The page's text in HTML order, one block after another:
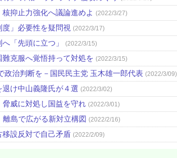
抑止力強化へ議論進めよ (2022/3/27)
」必要性を疑問視 (2022/3/17)
「先頭に立つ」 (2022/3/15)
克服へ覚悟持って対処を (2022/3/15)
政治判断を－国民民主党 玉木雄一郎代表 (2022/3/09)
け中山義隆氏が４選 (2022/3/02)
威に対処し国益を守れ (2022/3/01)
離島で広がる新対立構図 (2022/2/16)
移設反対で自己矛盾 (2022/2/09)